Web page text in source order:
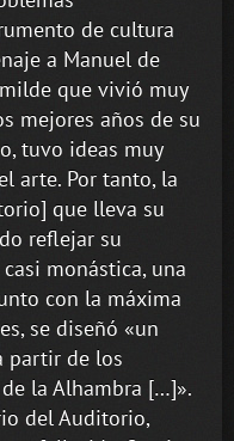
de cultura
a Manuel de
que vivió muy
mejores años de su
tuvo ideas muy
arte. Por tanto, la
que lleva su
reflejar su
monástica, una
con la máxima
se diseñó «un
partir de los
la Alhambra […]».
del Auditorio,